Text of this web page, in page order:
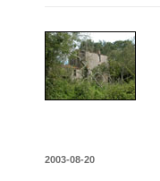
2003-08-20